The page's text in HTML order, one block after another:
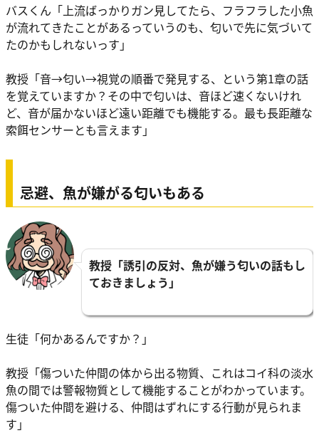
バスくん「上流ばっかりガン見してたら、フラフラした小魚
が流れてきたことがあるっていうのも、匂いで先に気づいて
たのかもしれないっす」
教授「音→匂い→視覚の順番で発見する、という第1章の話
を覚えていますか？その中で匂いは、音ほど速くないけれ
ど、音が届かないほど遠い距離でも機能する。最も長距離な
索餌センサーとも言えます」
忌避、魚が嫌がる匂いもある
教授「誘引の反対、魚が嫌う匂いの話もし
ておきましょう」
生徒「何かあるんですか？」
教授「傷ついた仲間の体から出る物質、これはコイ科の淡水
魚の間では警報物質として機能することがわかっています。
傷ついた仲間を避ける、仲間はずれにする行動が見られま
す」